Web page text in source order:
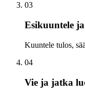
03
Esikuuntele
Kuuntele tulos,
04
Vie ja jatka